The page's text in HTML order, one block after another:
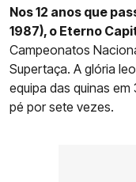
Nos 12 anos que
1987), o Eterno
Campeonatos
Supertaça. A glória
equipa das quinas
pé por sete vezes.